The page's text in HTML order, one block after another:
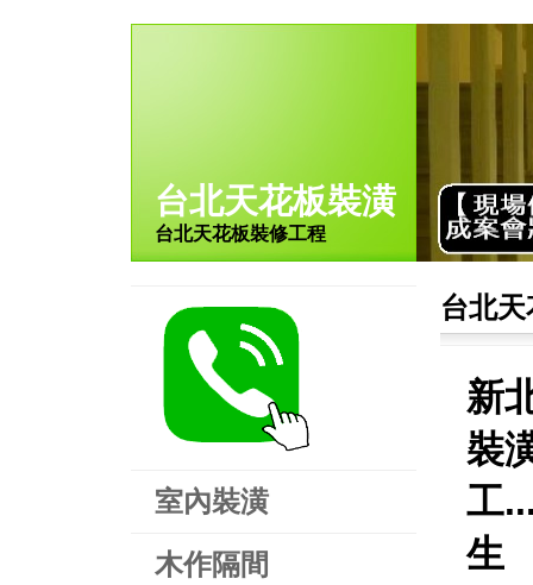
台北天花板裝潢
台北天花板裝修工程
室內裝潢
木作隔間
台北
新
裝
工
生